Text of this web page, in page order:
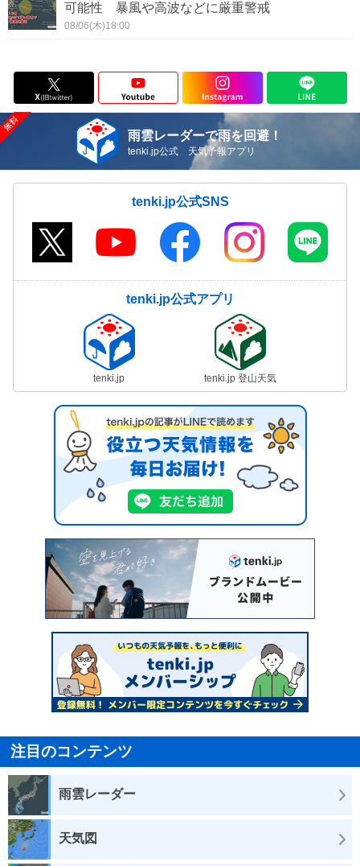
可能性 暴風や高波などに厳重警戒
08/06(木)18:00
雨雲レーダーで雨を回避！
tenki.jp公式 天気予報アプリ
tenki.jp公式SNS
tenki.jp公式アプリ
tenki.jp tenki.jp 登山天気
注目のコンテンツ
雨雲レーダー
天気図